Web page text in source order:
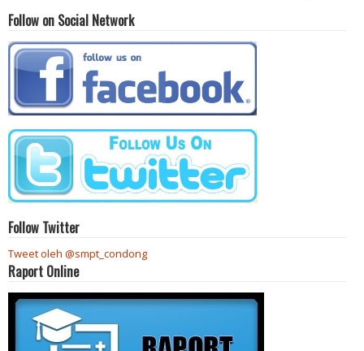
Follow on Social Network
Follow Twitter
Tweet oleh @smpt_condong
Raport Online